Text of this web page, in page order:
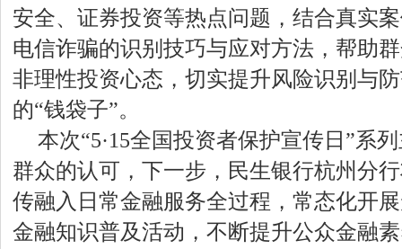
安全、证券投资等热点问题，结合真实
电信诈骗的识别技巧与应对方法，帮助
非理性投资心态，切实提升风险识别与
的“钱袋子”。
本次“5·15全国投资者保护宣传日”系
群众的认可，下一步，民生银行杭州分
传融入日常金融服务全过程，常态化开
金融知识普及活动，不断提升公众金融